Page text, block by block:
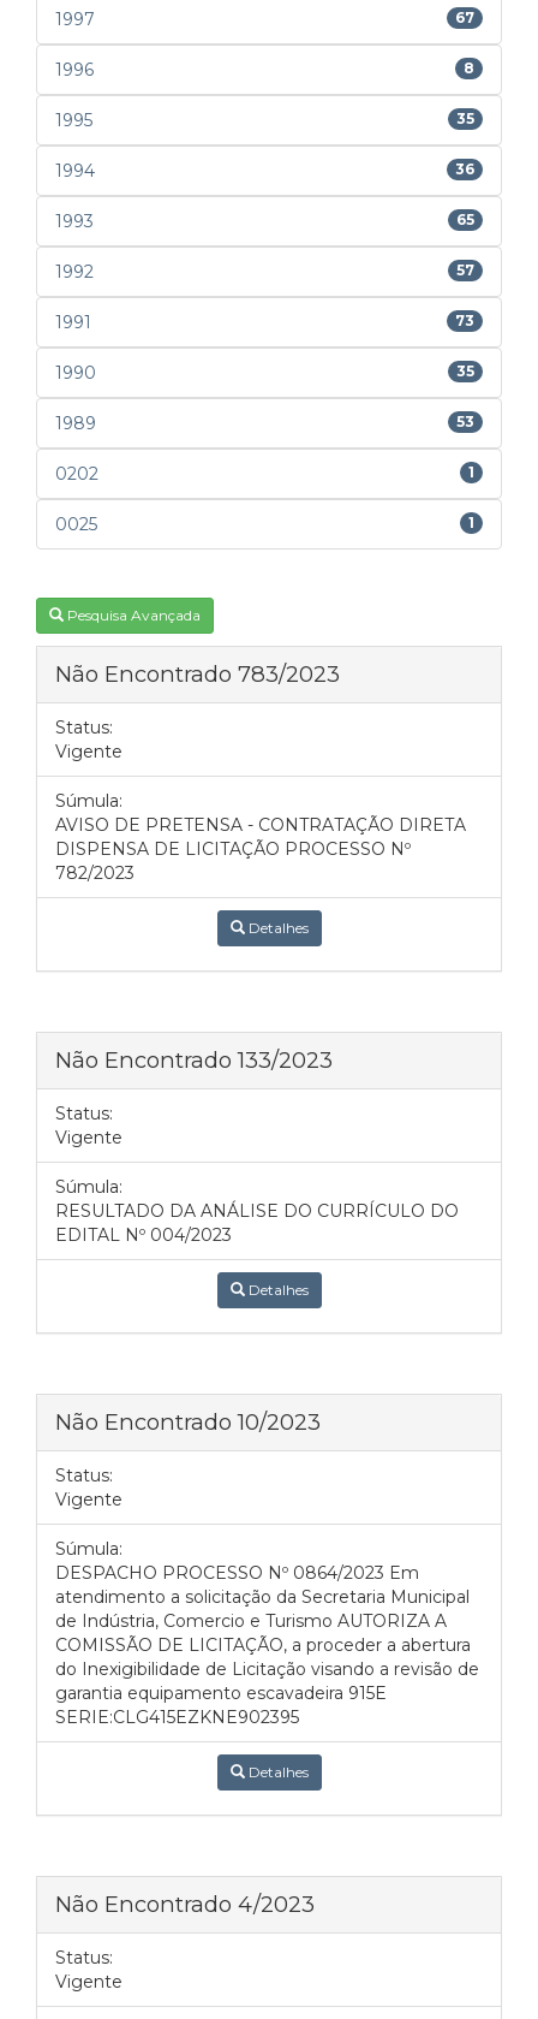
1997 67
1996 8
1995 35
1994 36
1993 65
1992 57
1991 73
1990 35
1989 53
0202 1
0025 1
Pesquisa Avançada
Não Encontrado 783/2023
Status:
Vigente
Súmula:
AVISO DE PRETENSA - CONTRATAÇÃO DIRETA
DISPENSA DE LICITAÇÃO PROCESSO Nº
782/2023
Detalhes
Não Encontrado 133/2023
Status:
Vigente
Súmula:
RESULTADO DA ANÁLISE DO CURRÍCULO DO
EDITAL Nº 004/2023
Detalhes
Não Encontrado 10/2023
Status:
Vigente
Súmula:
DESPACHO PROCESSO Nº 0864/2023 Em
atendimento a solicitação da Secretaria Municipal
de Indústria, Comercio e Turismo AUTORIZA A
COMISSÃO DE LICITAÇÃO, a proceder a abertura
do Inexigibilidade de Licitação visando a revisão de
garantia equipamento escavadeira 915E
SERIE:CLG415EZKNE902395
Detalhes
Não Encontrado 4/2023
Status:
Vigente